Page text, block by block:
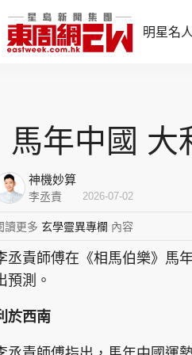
明星名
樂焦點
題人物
姑熱話
周食玩通
食玩樂
馬年中國 大
神機妙算
李丞責 2026-07-02
讀更多 玄學靈異專欄 內容
丞責師傅在《相馬伯樂》馬
預測。
於西南